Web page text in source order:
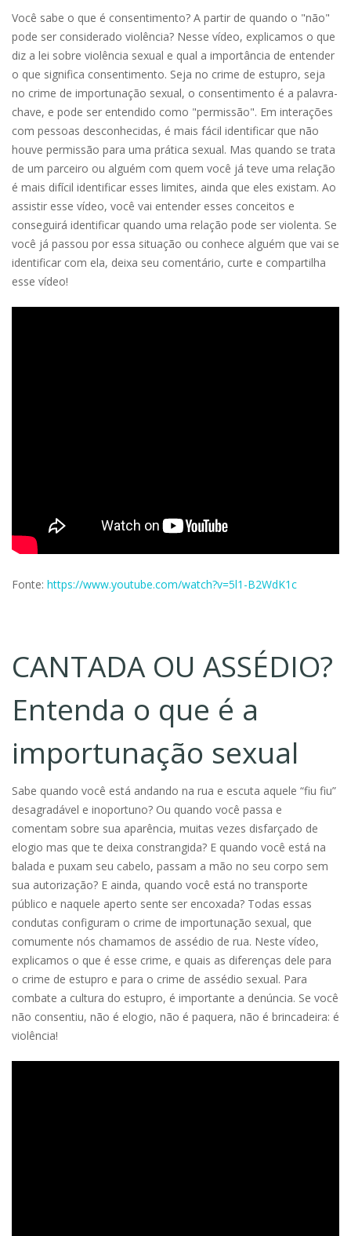
Você sabe o que é consentimento? A partir de quando o "não"
pode ser considerado violência? Nesse vídeo, explicamos o que
diz a lei sobre violência sexual e qual a importância de entender
o que significa consentimento. Seja no crime de estupro, seja
no crime de importunação sexual, o consentimento é a palavra-
chave, e pode ser entendido como "permissão". Em interações
com pessoas desconhecidas, é mais fácil identificar que não
houve permissão para uma prática sexual. Mas quando se trata
de um parceiro ou alguém com quem você já teve uma relação
é mais difícil identificar esses limites, ainda que eles existam. Ao
assistir esse vídeo, você vai entender esses conceitos e
conseguirá identificar quando uma relação pode ser violenta. Se
você já passou por essa situação ou conhece alguém que vai se
identificar com ela, deixa seu comentário, curte e compartilha
esse vídeo!
Fonte: https://www.youtube.com/watch?v=5l1-B2WdK1c
CANTADA OU ASSÉDIO?
Entenda o que é a
importunação sexual
Sabe quando você está andando na rua e escuta aquele “fiu fiu”
desagradável e inoportuno? Ou quando você passa e
comentam sobre sua aparência, muitas vezes disfarçado de
elogio mas que te deixa constrangida? E quando você está na
balada e puxam seu cabelo, passam a mão no seu corpo sem
sua autorização? E ainda, quando você está no transporte
público e naquele aperto sente ser encoxada? Todas essas
condutas configuram o crime de importunação sexual, que
comumente nós chamamos de assédio de rua. Neste vídeo,
explicamos o que é esse crime, e quais as diferenças dele para
o crime de estupro e para o crime de assédio sexual. Para
combate a cultura do estupro, é importante a denúncia. Se você
não consentiu, não é elogio, não é paquera, não é brincadeira: é
violência!